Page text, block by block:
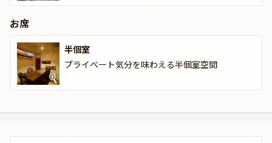
お席
半個室
プライベート気分を味わえる半個室空間